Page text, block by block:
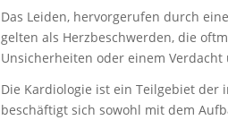
Das Leiden, hervorgerufen durch
gelten als Herzbeschwerden, die
Unsicherheiten oder einem
Die Kardiologie ist ein Teilgebiet der
beschäftigt sich sowohl mit dem